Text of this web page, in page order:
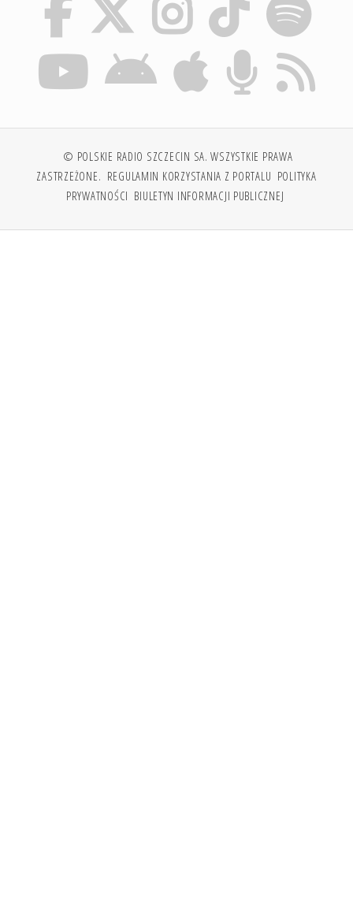
© POLSKIE RADIO SZCZECIN SA. WSZYSTKIE PRAWA
ZASTRZEŻONE. REGULAMIN KORZYSTANIA Z PORTALU POLITYKA
PRYWATNOŚCI BIULETYN INFORMACJI PUBLICZNEJ